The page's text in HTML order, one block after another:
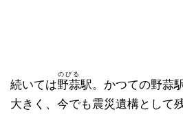
続いては野蒜
のびる
駅。かつての野蒜
大きく、今でも震災遺構として